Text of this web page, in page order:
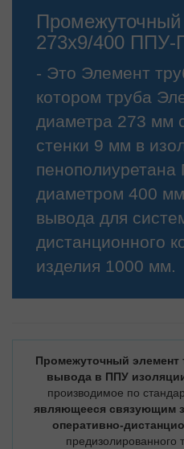
Промежуточный
273х9/400 ППУ-
- Это Элемент
котором труба
диаметра 273 мм
стенки 9 мм в
диаметром 400
вывода для
дистанционного
изделия 1000 мм.
Промежуточный элемент
вывода в ППУ
производимое по
являющееся связующим
оперативно-
предизолированного